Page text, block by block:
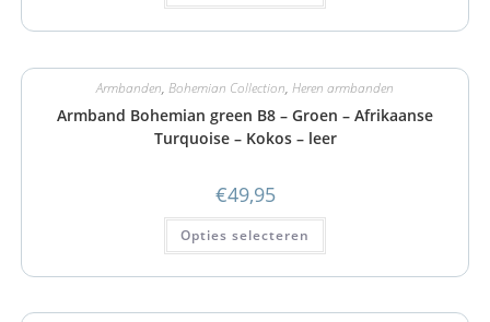
Armbanden, Bohemian Collection, Heren armbanden
Armband Bohemian green B8 – Groen – Afrikaanse
Turquoise – Kokos – leer
€49,95
Opties selecteren